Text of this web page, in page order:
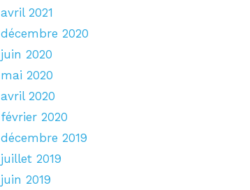
avril 2021
décembre 2020
juin 2020
mai 2020
avril 2020
février 2020
décembre 2019
juillet 2019
juin 2019